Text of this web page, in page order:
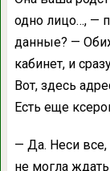
одно лицо…, —
данные? —
кабинет, и
Вот, здесь
Есть еще
— Да. Неси
не могла